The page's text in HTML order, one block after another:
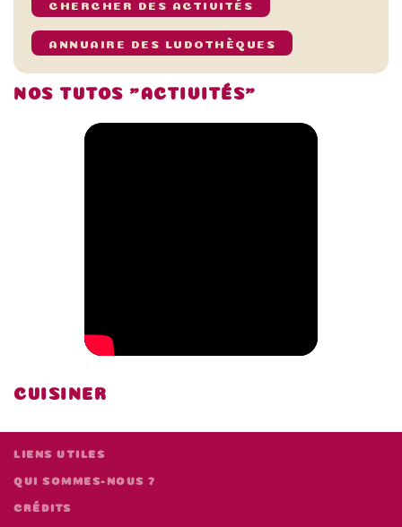
CHERCHER DES ACTIVITÉS
ANNUAIRE DES LUDOTHÈQUES
NOS TUTOS "ACTIVITÉS"
CUISINER
LIENS UTILES
QUI SOMMES-NOUS ?
CRÉDITS